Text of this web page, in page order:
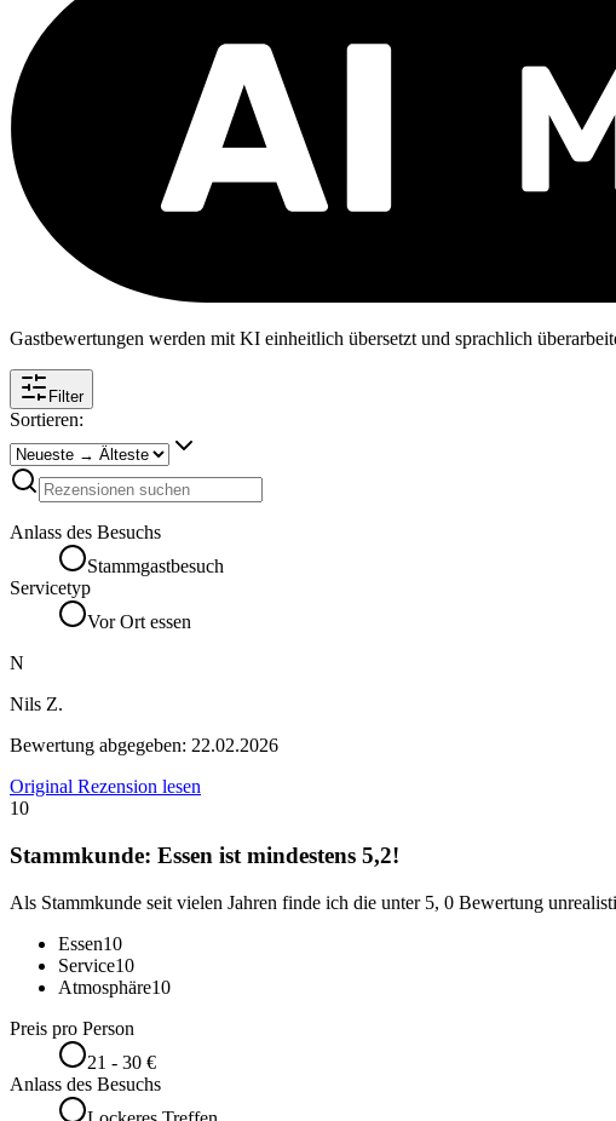
Gastbewertungen werden mit KI einheitlich übersetzt und sprachlich
Filter
Sortieren:
Anlass des Besuchs
Stammgastbesuch
Servicetyp
Vor Ort essen
N
Nils Z.
Bewertung abgegeben: 22.02.2026
Original Rezension lesen
10
Stammkunde: Essen ist mindestens 5,2!
Als Stammkunde seit vielen Jahren finde ich die unter 5, 0 Bewertung
Essen10
Service10
Atmosphäre10
Preis pro Person
21 - 30 €
Anlass des Besuchs